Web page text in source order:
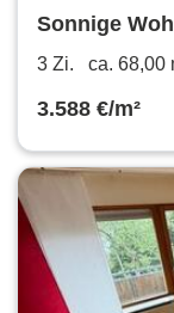
Sonnige
auf dem
3 Zi. ca. 68,00
3.588 €/m²